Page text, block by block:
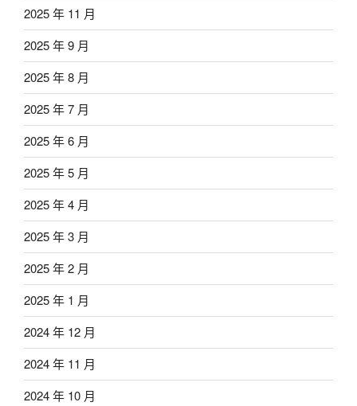
2025 年 11 月
2025 年 9 月
2025 年 8 月
2025 年 7 月
2025 年 6 月
2025 年 5 月
2025 年 4 月
2025 年 3 月
2025 年 2 月
2025 年 1 月
2024 年 12 月
2024 年 11 月
2024 年 10 月